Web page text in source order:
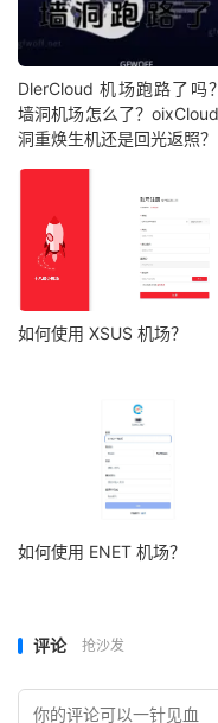
DlerCloud 机场跑路了吗
墙洞机场怎么了？
洞重焕生机还是回光返照？
如何使用 XSUS 机场？
如何使用 ENET 机场？
评论 抢沙发